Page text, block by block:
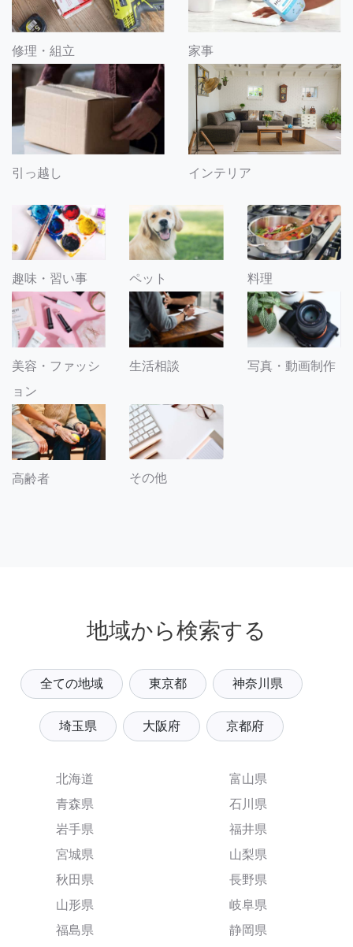
修理・組立 家事
引っ越し インテリア
趣味・習い事 ペット 料理
美容・ファッシ
ョン
生活相談 写真・動画制作
高齢者 その他
地域から検索する
全ての地域 東京都 神奈川県
埼玉県 大阪府 京都府
北海道
青森県
岩手県
宮城県
秋田県
山形県
福島県
富山県
石川県
福井県
山梨県
長野県
岐阜県
静岡県